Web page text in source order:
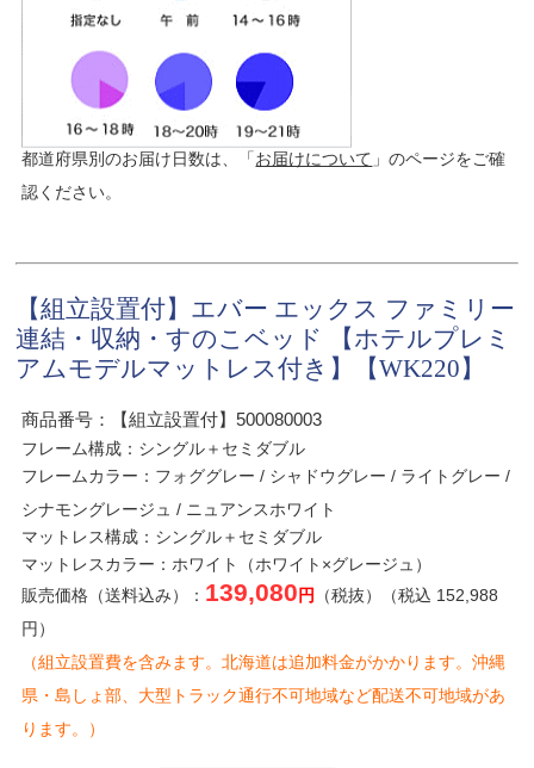
都道府県別のお届け日数は、「お届けについて 」のページをご確
認ください。
【組立設置付】エバー エックス ファミリー
連結・収納・すのこベッド 【ホテルプレミ
アムモデルマットレス付き】【WK220】
商品番号：【組立設置付】500080003
フレーム構成：シングル＋セミダブル
フレームカラー：フォググレー / シャドウグレー / ライトグレー /
シナモングレージュ / ニュアンスホワイト
マットレス構成：シングル＋セミダブル
マットレスカラー：ホワイト（ホワイト×グレージュ）
販売価格（送料込み）： 139,080 円
（税抜）（税込 152,988
円）
（組立設置費を含みます。北海道は追加料金がかかります。沖縄
県・島しょ部、大型トラック通行不可地域など配送不可地域があ
ります。）